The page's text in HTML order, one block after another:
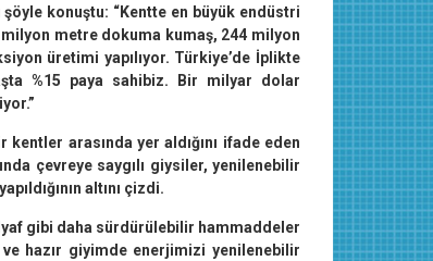
şöyle konuştu: “Kentte en büyük endüstri
metre dokuma kumaş, 244 milyon
üretimi yapılıyor. Türkiye’de İplikte
%15 paya sahibiz. Bir milyar dolar
arasında yer aldığını ifade eden
çevreye saygılı giysiler, yenilenebilir
altını çizdi.
gibi daha sürdürülebilir hammaddeler
hazır giyimde enerjimizi yenilenebilir